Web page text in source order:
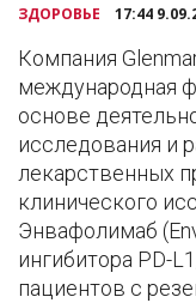
ЗДОРОВЬЕ 17:44
Компания
международная
основе
исследования и
лекарственных
клинического
Энвафолимаб
ингибитора PD-
пациентов с